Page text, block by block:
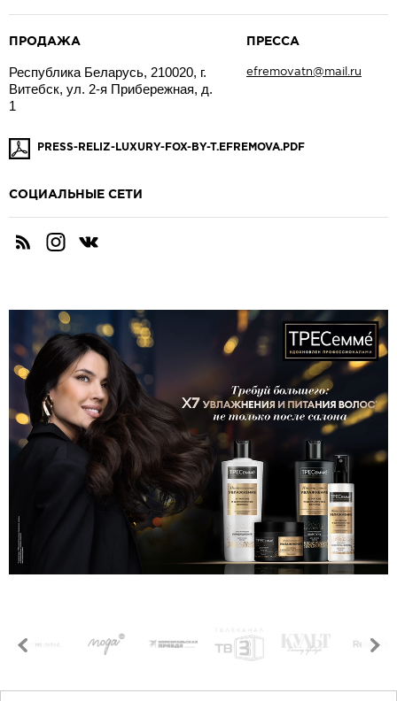
ПРОДАЖА
Республика Беларусь, 210020, г.
Витебск, ул. 2-я Прибережная, д.
1
ПРЕССА
efremovatn@mail.ru
PRESS-RELIZ-LUXURY-FOX-BY-T.EFREMOVA.PDF
CОЦИАЛЬНЫЕ СЕТИ